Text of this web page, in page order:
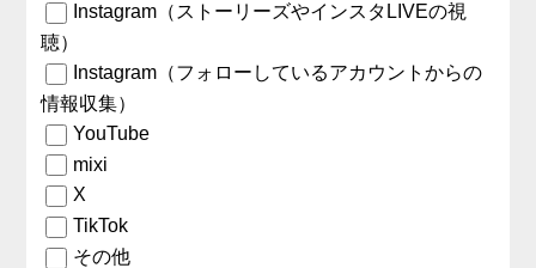
Instagram（ストーリーズやインスタLIVEの視
聴）
Instagram（フォローしているアカウントからの
情報収集）
YouTube
mixi
X
TikTok
その他